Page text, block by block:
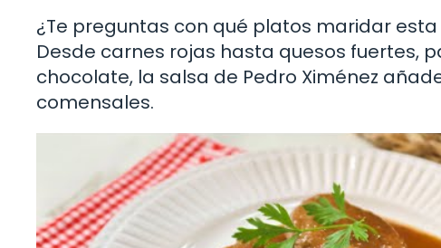
¿Te preguntas con qué platos maridar
Desde carnes rojas hasta quesos fuertes,
chocolate, la salsa de Pedro Ximénez
comensales.